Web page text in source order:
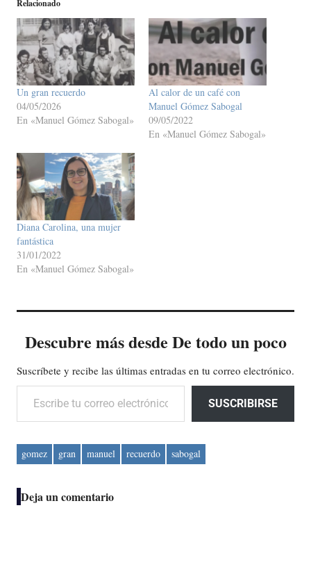
Relacionado
Un gran recuerdo
04/05/2026
En «Manuel Gómez Sabogal»
Al calor de un café con
Manuel Gómez Sabogal
09/05/2022
En «Manuel Gómez Sabogal»
Diana Carolina, una mujer
fantástica
31/01/2022
En «Manuel Gómez Sabogal»
Descubre más desde De todo un poco
Suscríbete y recibe las últimas entradas en tu correo electrónico.
Escribe tu correo electrónico…
SUSCRIBIRSE
gomez gran manuel recuerdo sabogal
Deja un comentario